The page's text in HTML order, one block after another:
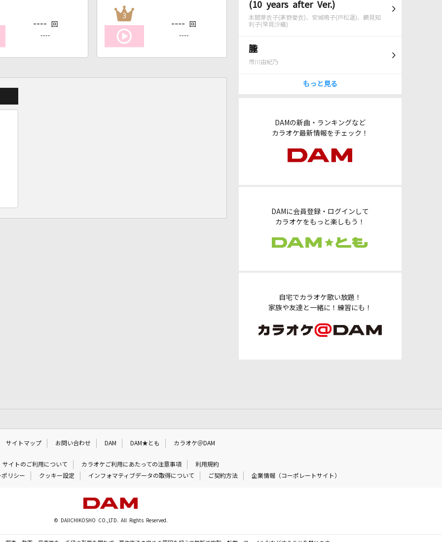
(10 years after Ver.)
本間芽衣子(茅野愛衣)、安城鳴子(戸松遥)、鶴見知
利子(早見沙織)
朧
市川由紀乃
もっと見る
DAMの新曲・ランキングなど
カラオケ最新情報をチェック！
DAMに会員登録・ログインして
カラオケをもっと楽しもう！
自宅でカラオケ歌い放題！
家族や友達と一緒に！練習にも！
---- 回
----
3
---- 回
----
サイトマップ お問い合わせ DAM DAM★とも カラオケ＠DAM
サイトのご利用について カラオケご利用にあたっての注意事項
利用規約
リシー
クッキー設定 インフォマティブデータの取得について ご契約方法 企業情報（コーポレートサイト）
© DAIICHIKOSHO CO.,LTD. All Rights Reserved.